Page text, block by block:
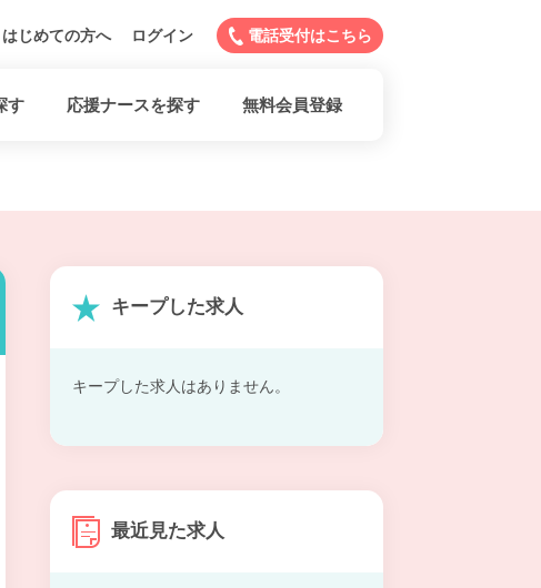
はじめての方へ ログイン 電話受付はこちら
す 応援ナースを探す 無料会員登録
キープした求人
キープした求人はありません。
最近見た求人